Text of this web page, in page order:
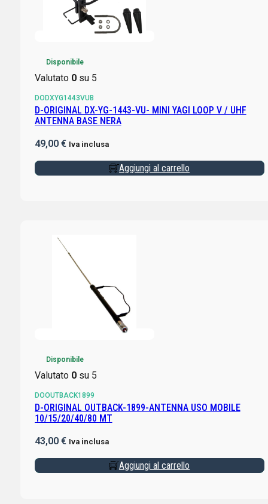
Disponibile
Valutato 0su 5
DODXYG1443VUB
D-ORIGINAL DX-YG-1443-VU- MINI YAGI LOOP V / UHF
ANTENNA BASE NERA
49,00 € Iva inclusa
Aggiungi al carrello
Disponibile
Valutato 0su 5
DOOUTBACK1899
D-ORIGINAL OUTBACK-1899-ANTENNA USO MOBILE
10/15/20/40/80 MT
43,00 € Iva inclusa
Aggiungi al carrello